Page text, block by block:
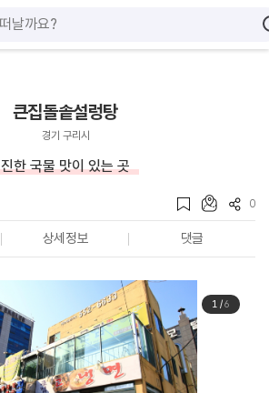
큰집돌솥설렁탕
경기 구리시
진한 국물 맛이 있는 곳
0
상세정보 댓글
1/6